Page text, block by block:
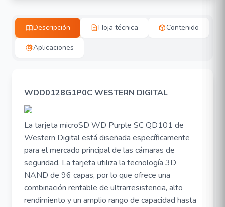
Descripción Hoja técnica Contenido
Aplicaciones
WDD0128G1P0C WESTERN DIGITAL
La tarjeta microSD WD Purple SC QD101 de
Western Digital está diseñada específicamente
para el mercado principal de las cámaras de
seguridad. La tarjeta utiliza la tecnología 3D
NAND de 96 capas, por lo que ofrece una
combinación rentable de ultrarresistencia, alto
rendimiento y un amplio rango de capacidad hasta